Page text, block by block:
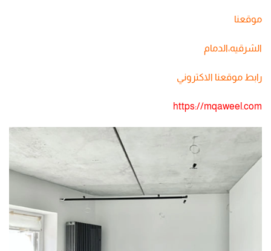
موقعنا
الشرقيه،الدمام
رابط موقعنا الاكتروني
https://mqaweel.com